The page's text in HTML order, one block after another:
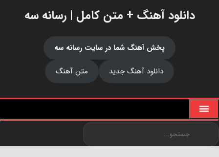
دانلود آهنگ + متن کامل | رسانه سه
پخش آهنگ شما در سایت رسانه سه
دانلود آهنگ جدید
متن آهنگ